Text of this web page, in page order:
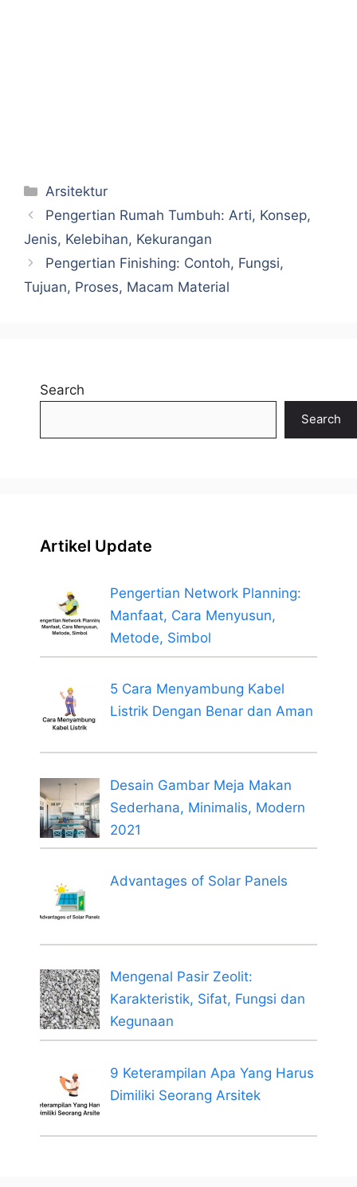
Categories
Arsitektur
Pengertian Rumah Tumbuh: Arti, Konsep,
Jenis, Kelebihan, Kekurangan
Pengertian Finishing: Contoh, Fungsi,
Tujuan, Proses, Macam Material
Search
Search
Artikel Update
Pengertian Network Planning:
Manfaat, Cara Menyusun,
Metode, Simbol
5 Cara Menyambung Kabel
Listrik Dengan Benar dan Aman
Desain Gambar Meja Makan
Sederhana, Minimalis, Modern
2021
Advantages of Solar Panels
Mengenal Pasir Zeolit:
Karakteristik, Sifat, Fungsi dan
Kegunaan
9 Keterampilan Apa Yang Harus
Dimiliki Seorang Arsitek